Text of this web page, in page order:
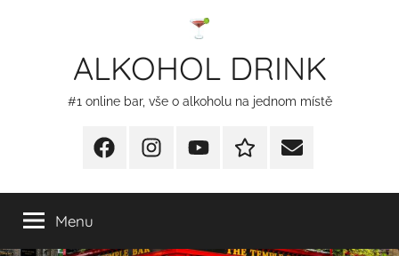
ALKOHOL DRINK
#1 online bar, vše o alkoholu na jednom místě
FacebookInstagram
YT
Redakční
E-
Menu